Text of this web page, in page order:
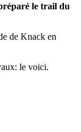
le trail du
de Knack en
le voici.